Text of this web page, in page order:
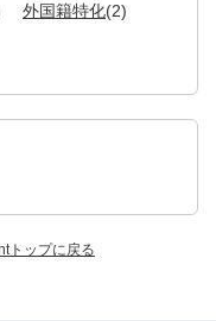
外国籍特化(2)
トップに戻る